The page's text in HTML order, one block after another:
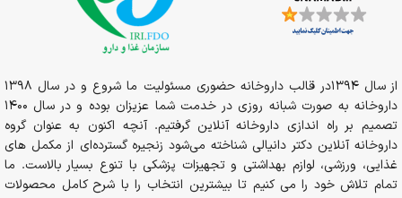
از سال 1394در قالب داروخانه حضوری مسئولیت ما شروع و در سال 1398
داروخانه به صورت شبانه روزی در خدمت شما عزیزان بوده و در سال 1400
تصمیم بر راه اندازی داروخانه آنلاین گرفتیم. آنچه اکنون به عنوان گروه
داروخانه آنلاین دکتر دانیالی شناخته می‌شود زنجیره گسترده‌ای از مکمل های
غذایی، ورزشی، لوازم بهداشتی و تجهیزات پزشکی با تنوع بسیار بالاست. ما
تمام تلاش خود را می کنیم تا بیشترین انتخاب را با شرح کامل محصولات